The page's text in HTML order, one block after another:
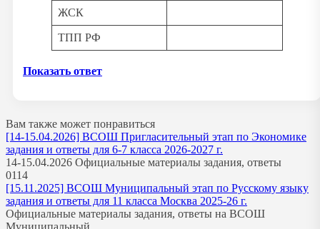
ЖСК
ТПП РФ
Показать ответ
Вам также может понравиться
[14-15.04.2026] ВСОШ Пригласительный этап по Экономике
задания и ответы для 6-7 класса 2026-2027 г.
14-15.04.2026 Официальные материалы задания, ответы
0114
[15.11.2025] ВСОШ Муниципальный этап по Русскому языку
задания и ответы для 11 класса Москва 2025-26 г.
Официальные материалы задания, ответы на ВСОШ
Муниципальный